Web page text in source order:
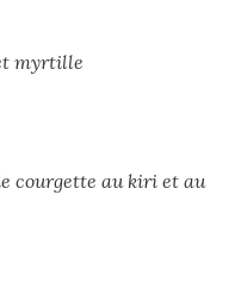
myrtille
courgette au kiri et au